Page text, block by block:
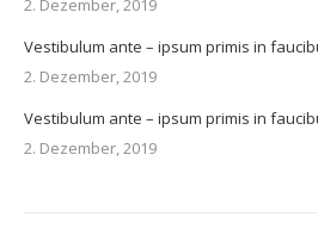
Vestibulum ante – ipsum primis in
2. Dezember, 2019
Vestibulum ante – ipsum primis in
2. Dezember, 2019